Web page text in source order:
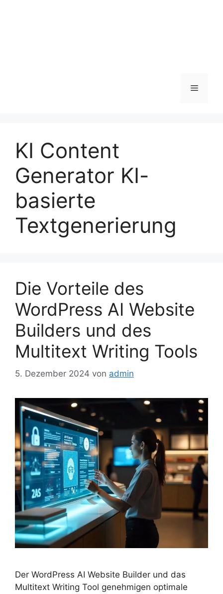
Menü
KI Content
Generator KI-
basierte
Textgenerierung
Die Vorteile des
WordPress AI Website
Builders und des
Multitext Writing Tools
5. Dezember 2024 von admin
Der WordPress AI Website Builder und das
Multitext Writing Tool genehmigen optimale